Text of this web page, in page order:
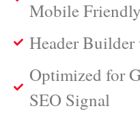
Mobile Friendly
Header
Optimized for
SEO Signal